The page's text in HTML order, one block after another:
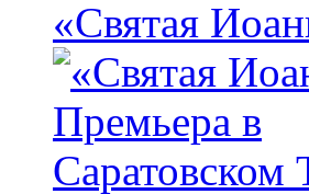
«Святая